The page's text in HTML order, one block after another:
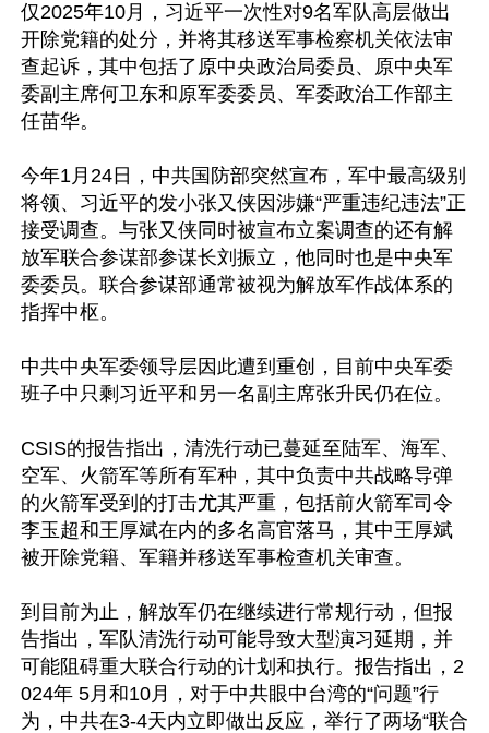
仅2025年10月，习近平一次性对9名军队高层做出
开除党籍的处分，并将其移送军事检察机关依法审
查起诉，其中包括了原中央政治局委员、原中央军
委副主席何卫东和原军委委员、军委政治工作部主
任苗华。
今年1月24日，中共国防部突然宣布，军中最高级别
将领、习近平的发小张又侠因涉嫌“严重违纪违法”正
接受调查。与张又侠同时被宣布立案调查的还有解
放军联合参谋部参谋长刘振立，他同时也是中央军
委委员。联合参谋部通常被视为解放军作战体系的
指挥中枢。
中共中央军委领导层因此遭到重创，目前中央军委
班子中只剩习近平和另一名副主席张升民仍在位。
CSIS的报告指出，清洗行动已蔓延至陆军、海军、
空军、火箭军等所有军种，其中负责中共战略导弹
的火箭军受到的打击尤其严重，包括前火箭军司令
李玉超和王厚斌在内的多名高官落马，其中王厚斌
被开除党籍、军籍并移送军事检查机关审查。
到目前为止，解放军仍在继续进行常规行动，但报
告指出，军队清洗行动可能导致大型演习延期，并
可能阻碍重大联合行动的计划和执行。报告指出，2
024年 5月和10月，对于中共眼中台湾的“问题”行
为，中共在3-4天内立即做出反应，举行了两场“联合